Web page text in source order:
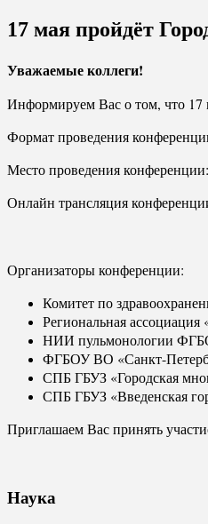
17 мая пройдёт
Уважаемые коллеги!
Информируем Вас о том, что 17
Формат проведения
Место проведения
Онлайн трансляция
Организаторы конференции:
Комитет по
Региональная
НИИ пульмонологии
ФГБОУ ВО «Санкт-
СПБ ГБУЗ «Городская
СПБ ГБУЗ «Введенская
Приглашаем Вас принять
Наука